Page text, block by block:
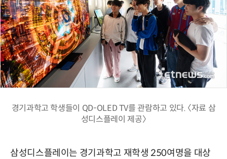
경기과학고 학생들이 QD-OLED TV를 관람하고 있다. 〈자료 삼
성디스플레이 제공〉
삼성디스플레이는 경기과학고 재학생 250여명을 대상